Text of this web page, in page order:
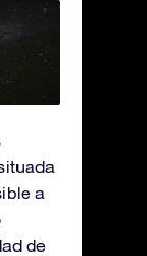
a
de